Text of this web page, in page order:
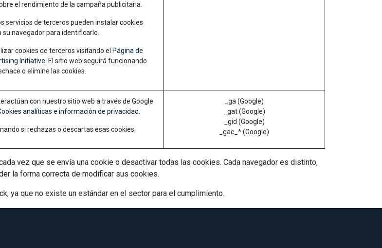
el rendimiento de la campaña publicitaria.
servicios de terceros pueden instalar cookies
su navegador para identificarlo.
cookies de terceros visitando el Página de
Initiative . El sitio web seguirá funcionando
o elimine las cookies.
con nuestro sitio web a través de Google
analíticas e información de privacidad.
si rechazas o descartas esas cookies.
_ga (Google)
_gat (Google)
_gid (Google)
_gac_* (Google)
vez que se envía una cookie o desactivar todas las cookies. Cada navegador es distinto,
la forma correcta de modificar sus cookies.
ya que no existe un estándar en el sector para el cumplimiento.